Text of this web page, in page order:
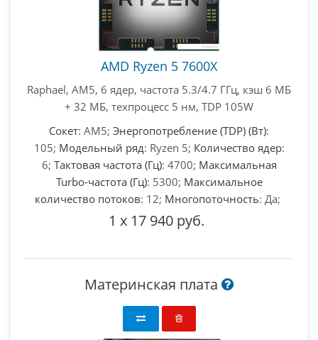
AMD Ryzen 5 7600X
Raphael, AM5, 6 ядер, частота 5.3/4.7 ГГц, кэш 6 МБ
+ 32 МБ, техпроцесс 5 нм, TDP 105W
Сокет: AM5; Энергопотребление (TDP) (Вт):
105; Модельный ряд: Ryzen 5; Количество ядер:
6; Тактовая частота (Гц): 4700; Максимальная
Turbo-частота (Гц): 5300; Максимальное
количество потоков: 12; Многопоточность: Да;
1 x 17 940 руб.
Материнская плата